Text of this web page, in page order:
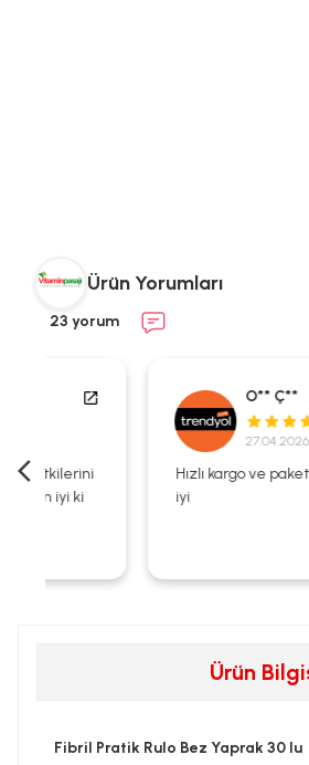
Ürün Yorumları
23 yorum
O** Ç**
27.04.2026
Hızlı kargo ve paketleme çok
Ürün
Fibril Pratik Rulo Bez Yaprak 30 lu